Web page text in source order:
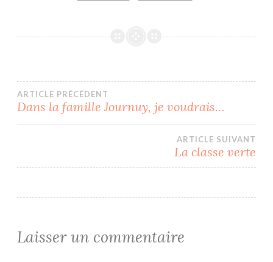
Navigation
ARTICLE PRÉCÉDENT
Dans la famille Journuy, je voudrais…
ARTICLE SUIVANT
La classe verte
Laisser un commentaire